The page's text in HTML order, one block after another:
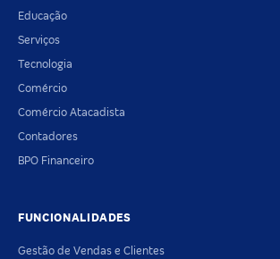
Educação
Serviços
Tecnologia
Comércio
Comércio Atacadista
Contadores
BPO Financeiro
FUNCIONALIDADES
Gestão de Vendas e Clientes